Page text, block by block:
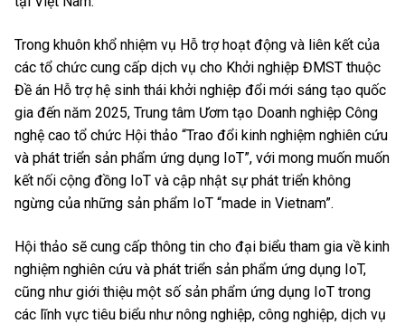
Trong khuôn khổ nhiệm vụ Hỗ trợ hoạt động và liên kết của
các tổ chức cung cấp dịch vụ cho Khởi nghiệp ĐMST thuộc
Đề án Hỗ trợ hệ sinh thái khởi nghiệp đổi mới sáng tạo quốc
gia đến năm 2025, Trung tâm Ươm tạo Doanh nghiệp Công
nghệ cao tổ chức Hội thảo “Trao đổi kinh nghiệm nghiên cứu
và phát triển sản phẩm ứng dụng IoT”, với mong muốn muốn
kết nối cộng đồng IoT và cập nhật sự phát triển không
ngừng của những sản phẩm IoT “made in Vietnam”.
Hội thảo sẽ cung cấp thông tin cho đại biểu tham gia về kinh
nghiệm nghiên cứu và phát triển sản phẩm ứng dụng IoT,
cũng như giới thiệu một số sản phẩm ứng dụng IoT trong
các lĩnh vực tiêu biểu như nông nghiệp, công nghiệp, dịch vụ